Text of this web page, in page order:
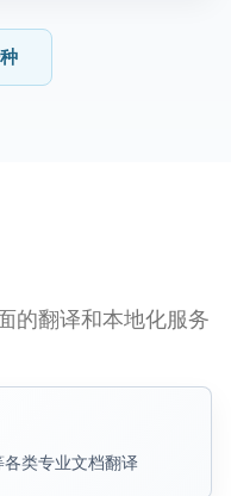
的翻译和本地化服务
类专业文档翻译